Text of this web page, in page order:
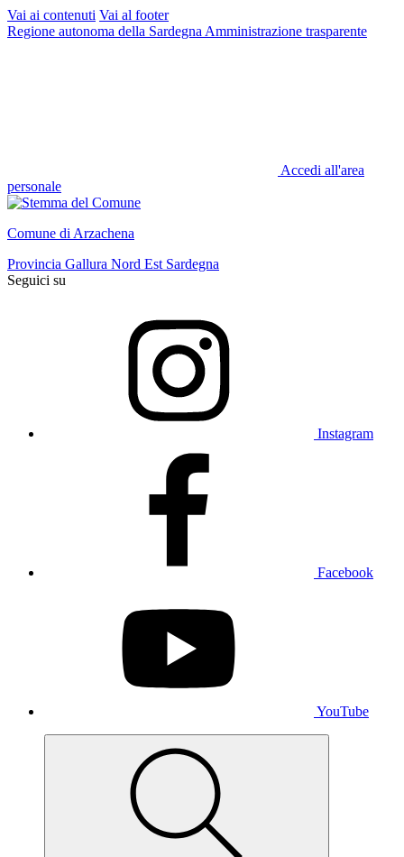
Vai ai contenuti Vai al footer
Regione autonoma della Sardegna Amministrazione trasparente
Accedi all'area
personale
Comune di Arzachena
Provincia Gallura Nord Est Sardegna
Seguici su
Instagram
Facebook
YouTube